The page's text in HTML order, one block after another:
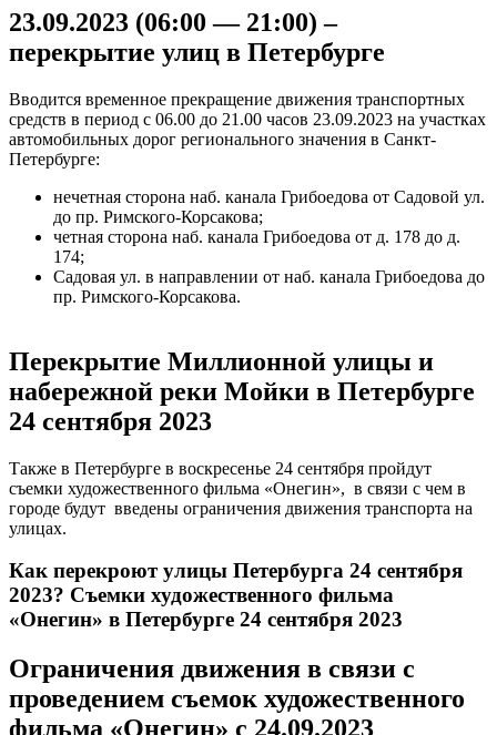
23.09.2023 (06:00 — 21:00) –
перекрытие улиц в Петербурге
Вводится временное прекращение движения транспортных
средств в период с 06.00 до 21.00 часов 23.09.2023 на участках
автомобильных дорог регионального значения в Санкт-
Петербурге:
нечетная сторона наб. канала Грибоедова от Садовой ул.
до пр. Римского-Корсакова;
четная сторона наб. канала Грибоедова от д. 178 до д.
174;
Садовая ул. в направлении от наб. канала Грибоедова до
пр. Римского-Корсакова.
Перекрытие Миллионной улицы и
набережной реки Мойки в Петербурге
24 сентября 2023
Также в Петербурге в воскресенье 24 сентября пройдут
съемки художественного фильма «Онегин», в связи с чем в
городе будут введены ограничения движения транспорта на
улицах.
Как перекроют улицы Петербурга 24 сентября
2023? Съемки художественного фильма
«Онегин» в Петербурге 24 сентября 2023
Ограничения движения в связи с
проведением съемок художественного
фильма «Онегин» c 24.09.2023